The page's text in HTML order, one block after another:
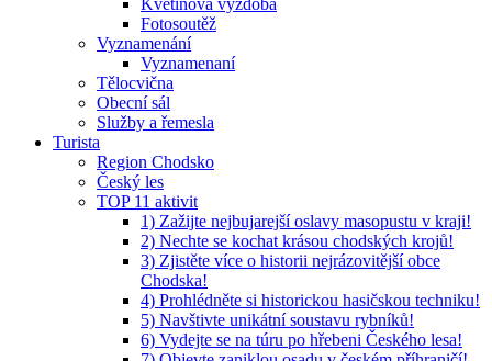
Květinová výzdoba
Fotosoutěž
Vyznamenání
Vyznamenaní
Tělocvična
Obecní sál
Služby a řemesla
Turista
Region Chodsko
Český les
TOP 11 aktivit
1) Zažijte nejbujarejší oslavy masopustu v kraji!
2) Nechte se kochat krásou chodských krojů!
3) Zjistěte více o historii nejrázovitější obce
Chodska!
4) Prohlédněte si historickou hasičskou techniku!
5) Navštivte unikátní soustavu rybníků!
6) Vydejte se na túru po hřebeni Českého lesa!